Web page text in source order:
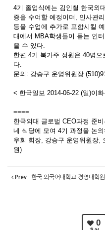
4기 졸업식에는 김인철 한국외
증을 수여할 예정이며, 인사관
등을 수업에 추가로 포함시킬
대에서 MBA학생들이 듣는 인
을 수 있다.
한편 4기 북가주 정원은 40명
다.
문의: 강승구 운영위원장
< 한국일보 2014-06-22 (일)이
====
한국외대 글로벌 CEO과정 준
네 식당에 모여 4기 과정을 논
우회 회장, 강승구 운영위원장,
원)
Prev 한국 외국어대학교 경영대학
0